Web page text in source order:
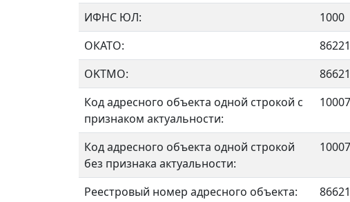
ИФНС ЮЛ:
1000
ОКАТО:
OKTMO:
Код адресного объекта одной строкой с
признаком актуальности:
Код адресного объекта одной строкой
без признака актуальности:
Реестровый номер адресного объекта: